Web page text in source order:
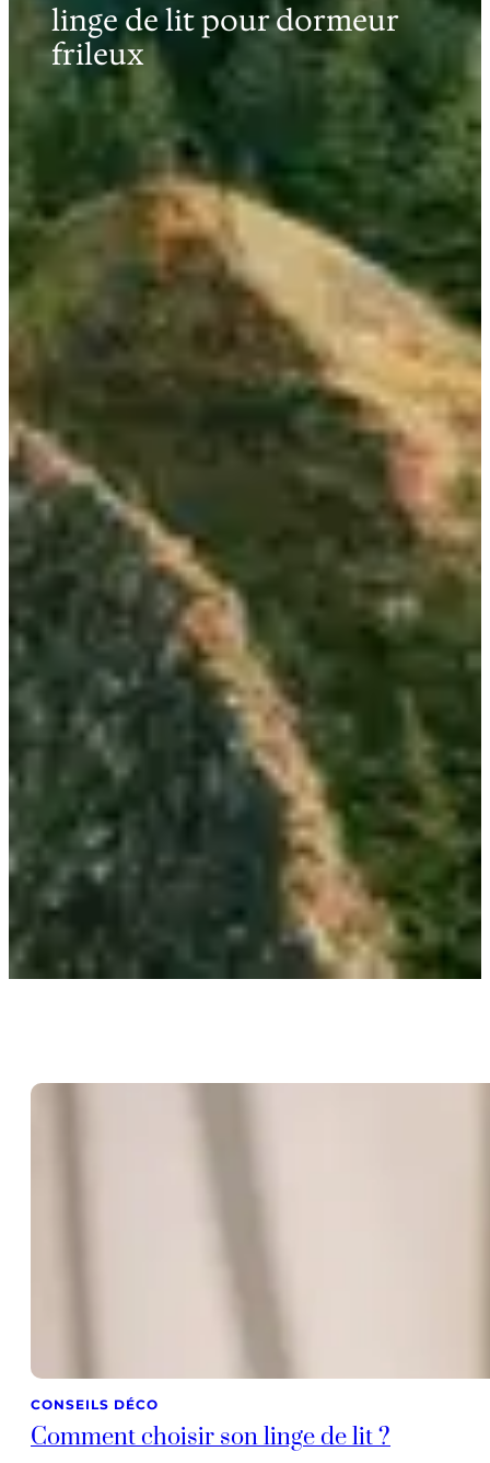
linge de lit pour dormeur
frileux
CONSEILS DÉCO
Comment choisir son linge de lit ?